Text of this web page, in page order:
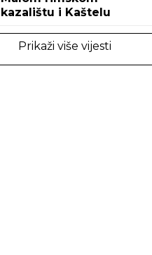
kazalištu i Kaštelu
Prikaži više vijesti